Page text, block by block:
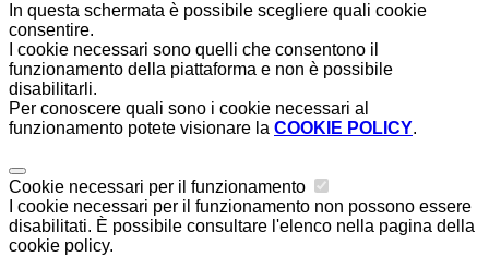
In questa schermata è possibile scegliere quali cookie
consentire.
I cookie necessari sono quelli che consentono il
funzionamento della piattaforma e non è possibile
disabilitarli.
Per conoscere quali sono i cookie necessari al
funzionamento potete visionare la COOKIE POLICY.
Cookie necessari per il funzionamento
I cookie necessari per il funzionamento non possono essere
disabilitati. È possibile consultare l'elenco nella pagina della
cookie policy.